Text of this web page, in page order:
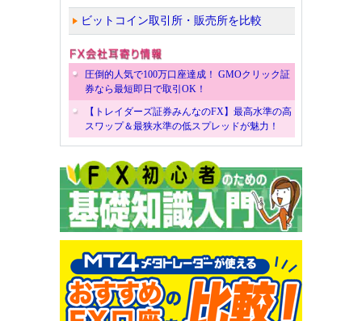
ビットコイン取引所・販売所を比較
圧倒的人気で100万口座達成！ GMOクリック証
券なら最短即日で取引OK！
【トレイダーズ証券みんなのFX】最高水準の高
スワップ＆最狭水準の低スプレッドが魅力！